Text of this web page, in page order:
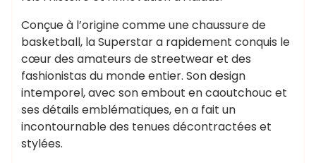
Conçue à l’origine comme une chaussure de
basketball, la Superstar a rapidement conquis le
cœur des amateurs de streetwear et des
fashionistas du monde entier. Son design
intemporel, avec son embout en caoutchouc et
ses détails emblématiques, en a fait un
incontournable des tenues décontractées et
stylées.